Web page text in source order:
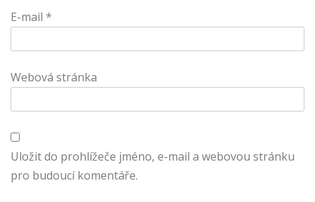
E-mail *
Webová stránka
Uložit do prohlížeče jméno, e-mail a webovou stránku
pro budoucí komentáře.